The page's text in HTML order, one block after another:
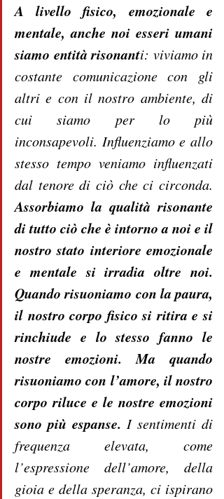
A livello fisico, emozionale e
mentale, anche noi esseri umani
siamo entità risonanti: viviamo in
costante comunicazione con gli
altri e con il nostro ambiente, di
cui siamo per lo più
inconsapevoli. Influenziamo e allo
stesso tempo veniamo influenzati
Assorbiamo la qualità risonante
di tutto ciò che è intorno a noi e il
nostro stato interiore emozionale
e mentale si irradia oltre noi.
Quando risuoniamo con la paura,
il nostro corpo fisico si ritira e si
rinchiude e lo stesso fanno le
nostre emozioni. Ma quando
risuoniamo con l’amore, il nostro
corpo riluce e le nostre emozioni
sono più espanse. I sentimenti di
frequenza elevata, come
l’espressione dell’amore, della
gioia e della speranza, ci ispirano